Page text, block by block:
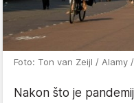
Foto: Ton van Zeijl / Alamy
Nakon što je